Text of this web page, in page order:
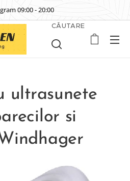
09:00 - 20:00
CĂUTARE
ultrasunete
si